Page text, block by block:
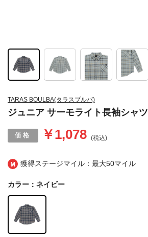
獲得ステージマイル：最大50マイル
TARAS BOULBA(タラスブルバ)
ジュニア サーモライト長袖シャツ
￥1,078 (税込)
カラー：ネイビー